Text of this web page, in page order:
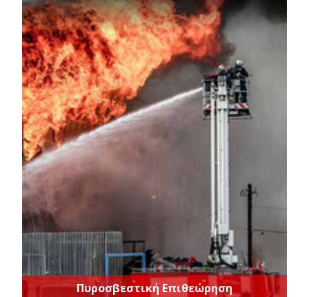
Πυροσβεστική Επιθεώρηση